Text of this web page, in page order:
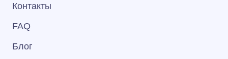
Контакты
FAQ
Блог